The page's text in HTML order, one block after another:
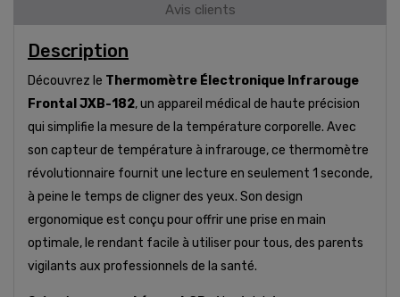
Avis clients
Description
Découvrez le Thermomètre Électronique Infrarouge
Frontal JXB-182, un appareil médical de haute précision
qui simplifie la mesure de la température corporelle. Avec
son capteur de température à infrarouge, ce thermomètre
révolutionnaire fournit une lecture en seulement 1 seconde,
à peine le temps de cligner des yeux. Son design
ergonomique est conçu pour offrir une prise en main
optimale, le rendant facile à utiliser pour tous, des parents
vigilants aux professionnels de la santé.